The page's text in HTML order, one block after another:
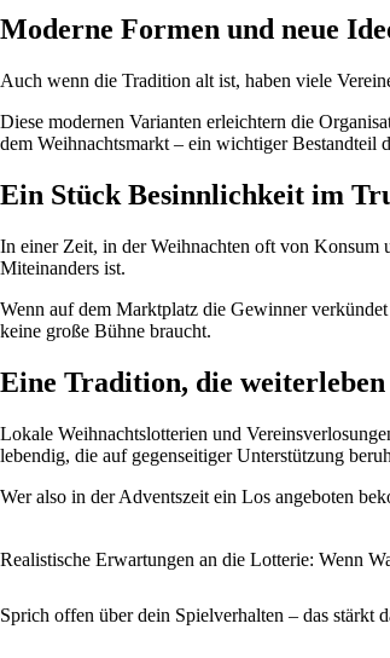
Moderne Formen und neue
Auch wenn die Tradition alt ist, haben viele
Diese modernen Varianten erleichtern die
dem Weihnachtsmarkt – ein wichtiger Bestandteil
Ein Stück Besinnlichkeit im
In einer Zeit, in der Weihnachten oft von Konsum
Miteinanders ist.
Wenn auf dem Marktplatz die Gewinner
keine große Bühne braucht.
Eine Tradition, die weiterleben
Lokale Weihnachtslotterien und
lebendig, die auf gegenseitiger Unterstützung
Wer also in der Adventszeit ein Los angeboten
Realistische Erwartungen an die Lotterie: Wenn
Sprich offen über dein Spielverhalten – das stärkt